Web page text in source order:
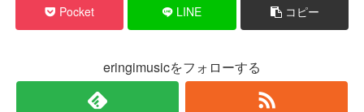
Pocket LINE コピー
eringimusicをフォローする